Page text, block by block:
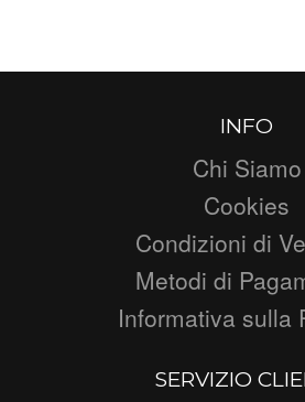
INFO
Chi Siamo
Cookies
Condizioni di
Metodi di
Informativa sulla
SERVIZIO